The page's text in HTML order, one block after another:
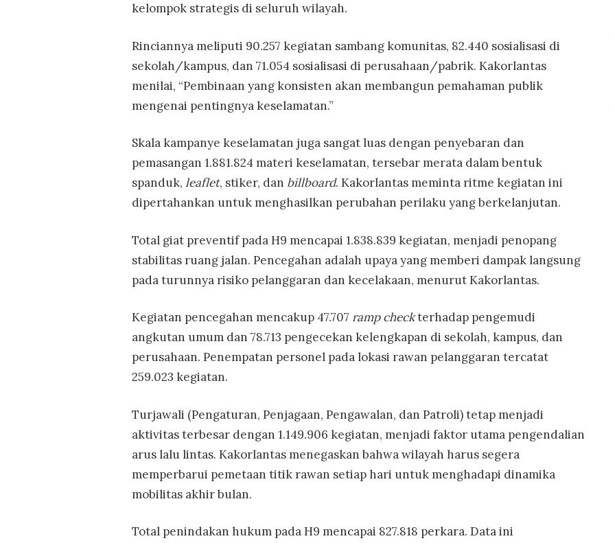
kelompok strategis di seluruh wilayah.
Rinciannya meliputi 90.257 kegiatan sambang komunitas, 82.440 sosialisasi di
sekolah/kampus, dan 71.054 sosialisasi di perusahaan/pabrik. Kakorlantas
menilai, “Pembinaan yang konsisten akan membangun pemahaman publik
mengenai pentingnya keselamatan.”
Skala kampanye keselamatan juga sangat luas dengan penyebaran dan
pemasangan 1.881.824 materi keselamatan, tersebar merata dalam bentuk
spanduk, leaflet, stiker, dan billboard. Kakorlantas meminta ritme kegiatan ini
dipertahankan untuk menghasilkan perubahan perilaku yang berkelanjutan.
Total giat preventif pada H9 mencapai 1.838.839 kegiatan, menjadi penopang
stabilitas ruang jalan. Pencegahan adalah upaya yang memberi dampak langsung
pada turunnya risiko pelanggaran dan kecelakaan, menurut Kakorlantas.
Kegiatan pencegahan mencakup 47.707 ramp checkterhadap pengemudi
angkutan umum dan 78.713 pengecekan kelengkapan di sekolah, kampus, dan
perusahaan. Penempatan personel pada lokasi rawan pelanggaran tercatat
259.023 kegiatan.
Turjawali (Pengaturan, Penjagaan, Pengawalan, dan Patroli) tetap menjadi
aktivitas terbesar dengan 1.149.906 kegiatan, menjadi faktor utama pengendalian
arus lalu lintas. Kakorlantas menegaskan bahwa wilayah harus segera
memperbarui pemetaan titik rawan setiap hari untuk menghadapi dinamika
mobilitas akhir bulan.
Total penindakan hukum pada H9 mencapai 827.818 perkara. Data ini